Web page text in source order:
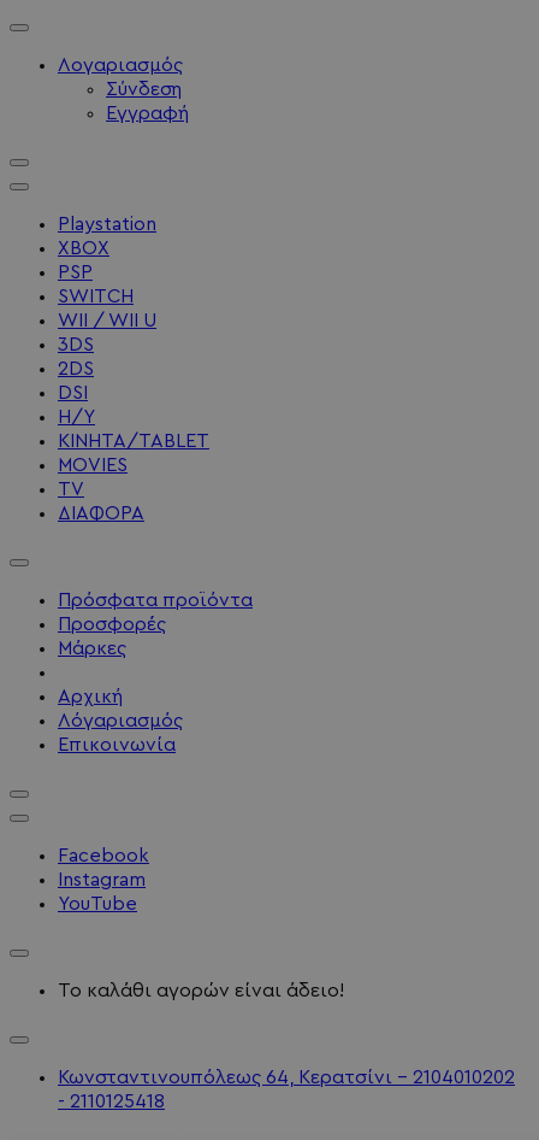
Λογαριασμός
Σύνδεση
Εγγραφή
Playstation
XBOX
PSP
SWITCH
WII / WII U
3DS
2DS
DSI
Η/Υ
ΚΙΝΗΤΑ/TABLET
MOVIES
TV
ΔΙΑΦΟΡΑ
Πρόσφατα προϊόντα
Προσφορές
Μάρκες
Αρχική
Λόγαριασμός
Επικοινωνία
Facebook
Instagram
YouTube
Το καλάθι αγορών είναι άδειο!
Κωνσταντινουπόλεως 64, Κερατσίνι - 2104010202
- 2110125418